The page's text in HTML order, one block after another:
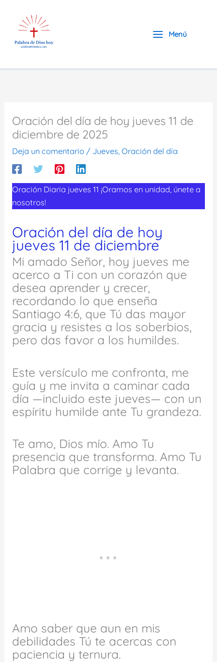
contenido
Menú
Oración del día de hoy jueves 11 de
diciembre de 2025
Deja un comentario / Jueves,Oración del día
Oración Diaria jueves 11 ¡Oramos en unidad, únete a
nosotros!
Oración del día de hoy
jueves 11 de diciembre
Mi amado Señor, hoy jueves me
acerco a Ti con un corazón que
desea aprender y crecer,
recordando lo que enseña
Santiago 4:6, que Tú das mayor
gracia y resistes a los soberbios,
pero das favor a los humildes.
Este versículo me confronta, me
guía y me invita a caminar cada
día —incluido este jueves— con un
espíritu humilde ante Tu grandeza.
Te amo, Dios mío. Amo Tu
presencia que transforma. Amo Tu
Palabra que corrige y levanta.
Amo saber que aun en mis
debilidades Tú te acercas con
paciencia y ternura.